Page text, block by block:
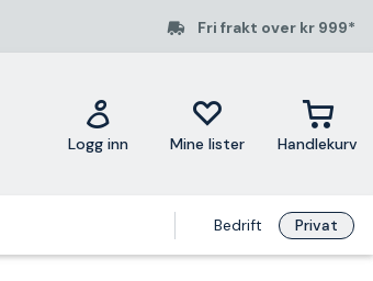
Fri frakt over kr 999*
Logg inn Mine lister Handlekurv
Bedrift Privat